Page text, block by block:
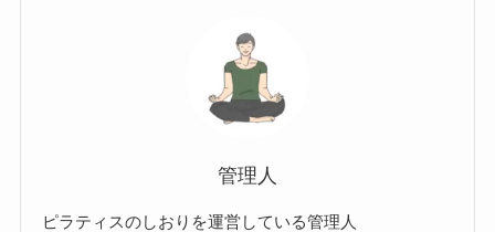
管理人
ピラティスのしおりを運営している管理人